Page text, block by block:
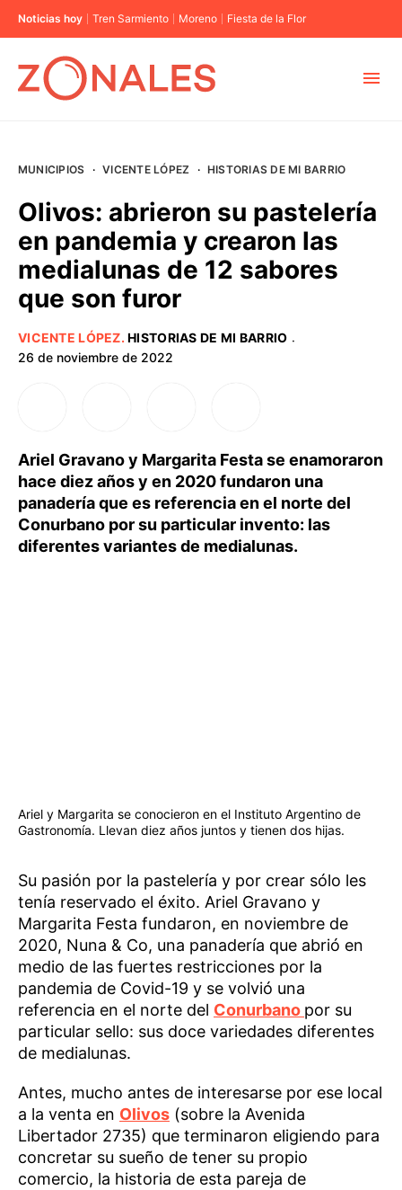
Noticias hoy Tren Sarmiento Moreno Fiesta de la Flor
BUENOS AIRES
PROVINCIAS
ELECCIONES 2023
MUNICIPIOS · VICENTE LÓPEZ · HISTORIAS DE MI BARRIO
Olivos: abrieron su pastelería
en pandemia y crearon las
medialunas de 12 sabores
que son furor
VICENTE LÓPEZ.HISTORIAS DE MI BARRIO ·
26 de noviembre de 2022
Ariel Gravano y Margarita Festa se enamoraron
hace diez años y en 2020 fundaron una
panadería que es referencia en el norte del
Conurbano por su particular invento: las
diferentes variantes de medialunas.
Ariel y Margarita se conocieron en el Instituto Argentino de
Gastronomía. Llevan diez años juntos y tienen dos hijas.
Su pasión por la pastelería y por crear sólo les
tenía reservado el éxito. Ariel Gravano y
Margarita Festa fundaron, en noviembre de
2020, Nuna & Co, una panadería que abrió en
medio de las fuertes restricciones por la
pandemia de Covid-19 y se volvió una
referencia en el norte del Conurbano por su
particular sello: sus doce variedades diferentes
de medialunas.
Antes, mucho antes de interesarse por ese local
a la venta en Olivos (sobre la Avenida
Libertador 2735) que terminaron eligiendo para
concretar su sueño de tener su propio
comercio, la historia de esta pareja de